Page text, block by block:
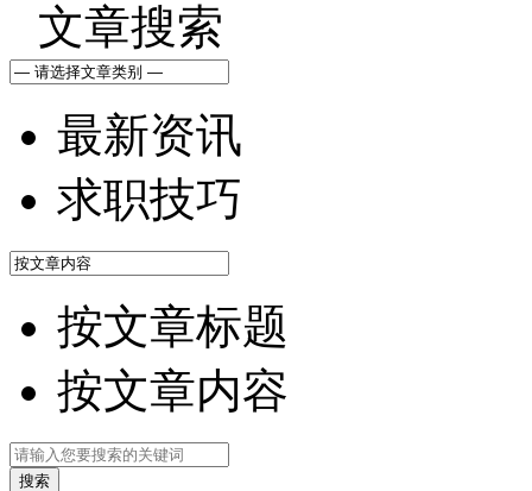
文章搜索
最新资讯
求职技巧
按文章标题
按文章内容